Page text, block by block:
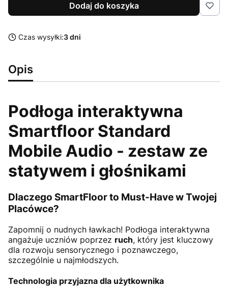
Dodaj do koszyka
Czas wysyłki:3 dni
Opis
Podłoga interaktywna
Smartfloor Standard
Mobile Audio - zestaw ze
statywem i głośnikami
Dlaczego SmartFloor to Must-Have w Twojej
Placówce?
Zapomnij o nudnych ławkach! Podłoga interaktywna
angażuje uczniów poprzez ruch, który jest kluczowy
dla rozwoju sensorycznego i poznawczego,
szczególnie u najmłodszych.
Technologia przyjazna dla użytkownika